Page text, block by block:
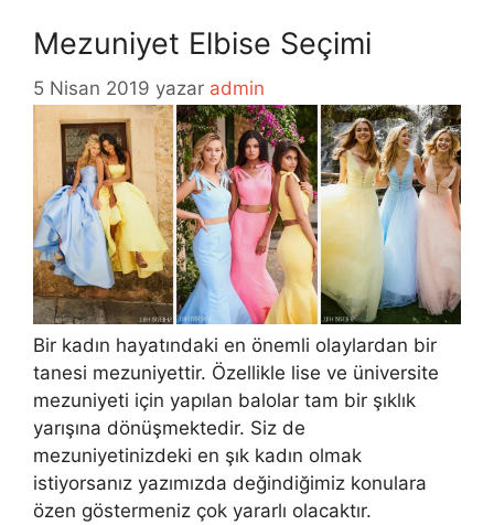
Mezuniyet Elbise Seçimi
5 Nisan 2019 yazar admin
Bir kadın hayatındaki en önemli olaylardan bir
tanesi mezuniyettir. Özellikle lise ve üniversite
mezuniyeti için yapılan balolar tam bir şıklık
yarışına dönüşmektedir. Siz de
mezuniyetinizdeki en şık kadın olmak
istiyorsanız yazımızda değindiğimiz konulara
özen göstermeniz çok yararlı olacaktır.